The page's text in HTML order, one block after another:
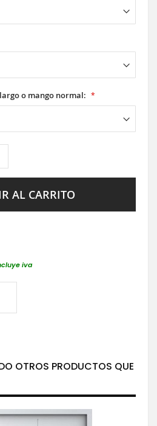
o mango normal:
AL CARRITO
iva
OTROS PRODUCTOS QUE